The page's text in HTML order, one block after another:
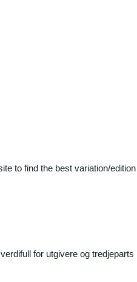
to find the best variation/edition
for utgivere og tredjeparts